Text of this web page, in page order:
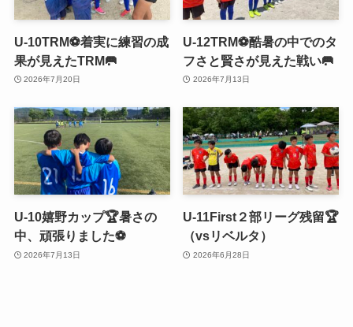
U-10TRM⚽️着実に練習の成
果が見えたTRM🥅
2026年7月20日
U-12TRM⚽️酷暑の中でのタ
フさと賢さが見えた戦い🥅
2026年7月13日
U-10嬉野カップ🏆暑さの
中、頑張りました⚽️
2026年7月13日
U-11First２部リーグ残留🏆
（vsリベルタ）
2026年6月28日